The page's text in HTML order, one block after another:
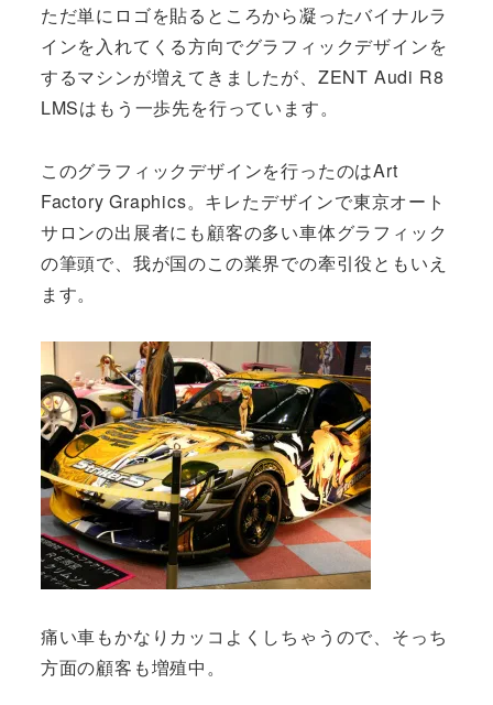
ただ単にロゴを貼るところから凝ったバイナルラ
インを入れてくる方向でグラフィックデザインを
するマシンが増えてきましたが、ZENT Audi R8
LMSはもう一歩先を行っています。
このグラフィックデザインを行ったのはArt
Factory Graphics。キレたデザインで東京オート
サロンの出展者にも顧客の多い車体グラフィック
の筆頭で、我が国のこの業界での牽引役ともいえ
ます。
痛い車もかなりカッコよくしちゃうので、そっち
方面の顧客も増殖中。